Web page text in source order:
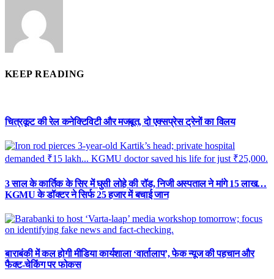
KEEP READING
चित्रकूट की रेल कनेक्टिविटी और मजबूत, दो एक्सप्रेस ट्रेनों का विलय
3 साल के कार्तिक के सिर में घुसी लोहे की रॉड, निजी अस्पताल ने मांगे 15 लाख…
KGMU के डॉक्टर ने सिर्फ 25 हजार में बचाई जान
बाराबंकी में कल होगी मीडिया कार्यशाला ‘वार्तालाप’, फेक न्यूज की पहचान और
फैक्ट-चेकिंग पर फोकस